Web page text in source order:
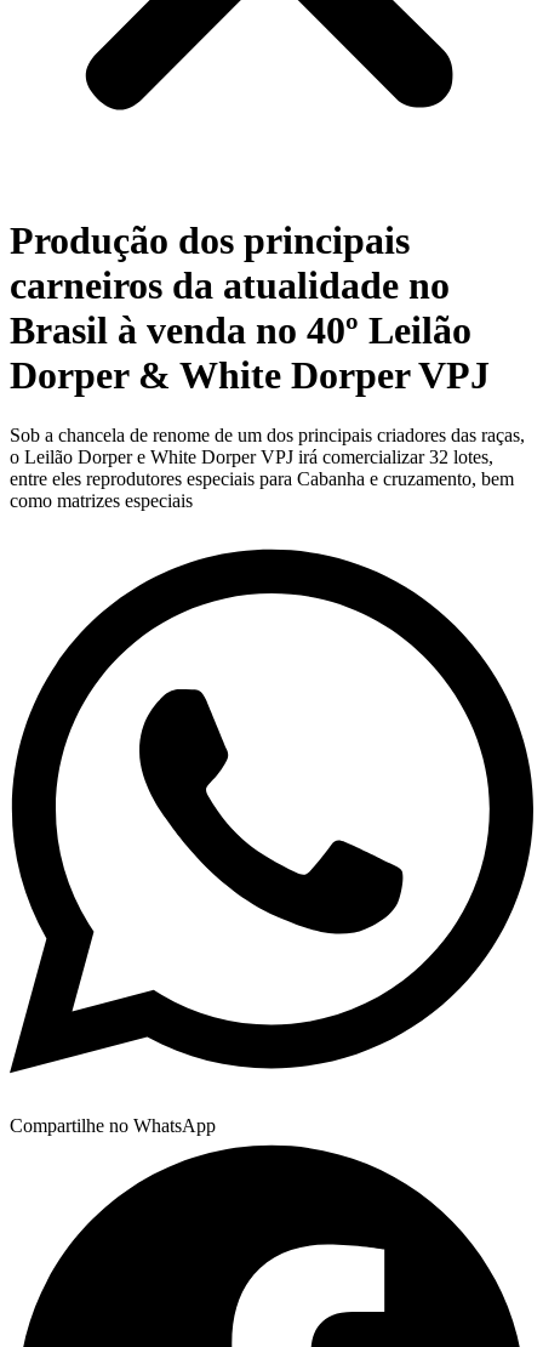
Produção dos principais
carneiros da atualidade no
Brasil à venda no 40º Leilão
Dorper & White Dorper VPJ
Sob a chancela de renome de um dos principais criadores das raças,
o Leilão Dorper e White Dorper VPJ irá comercializar 32 lotes,
entre eles reprodutores especiais para Cabanha e cruzamento, bem
como matrizes especiais
Compartilhe no WhatsApp